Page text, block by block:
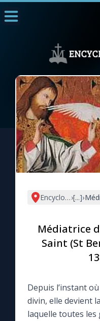
1000 Raisons de
L'actualité de la
La chaîne Youtube
La newsletter
La vidéo de la semaine
Le compte Tiktok
Le site internet
Encyclopédie
›[...]›
Médiatrice
Saint (St
Depuis l’instant
divin, elle devient
laquelle toutes les